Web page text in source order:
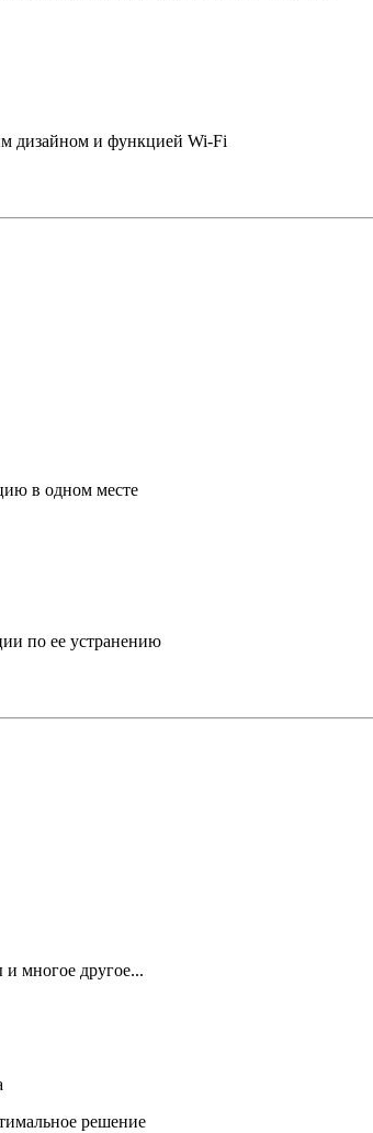
дизайном и функцией Wi-Fi
в одном месте
по ее устранению
многое другое...
решение